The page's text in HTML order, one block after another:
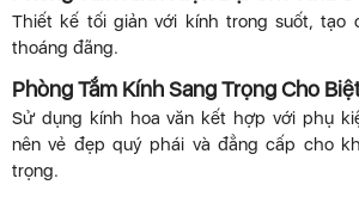
Thiết kế tối giản với kính trong suốt, tạo
thoáng đãng.
Phòng Tắm Kính Sang Trọng Cho
Sử dụng kính hoa văn kết hợp với phụ
nên vẻ đẹp quý phái và đẳng cấp cho
trọng.